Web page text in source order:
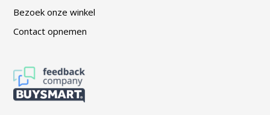
Bezoek onze winkel
Contact opnemen